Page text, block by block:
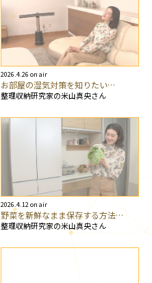
2026.4.26 on air
お部屋の湿気対策を知りたい…
整理収納研究家の米山真央さん
2026.4.12 on air
野菜を新鮮なまま保存する方法…
整理収納研究家の米山真央さん